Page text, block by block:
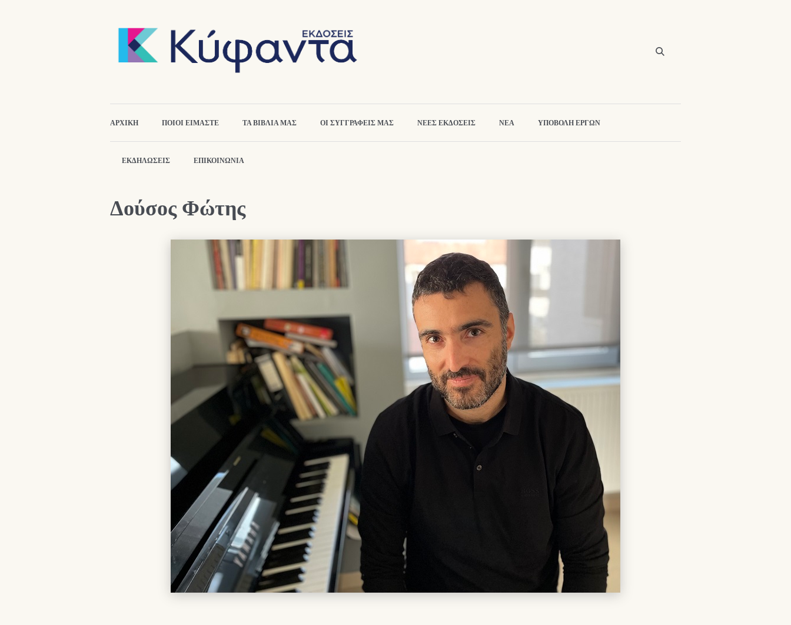
ΑΡΧΙΚΉ ΠΟΙΟΙ ΕΙΜΑΣΤΕ ΤΑ ΒΙΒΛΙΑ ΜΑΣ ΟΙ ΣΥΓΓΡΑΦΕΙΣ ΜΑΣ ΝΕΕΣ ΕΚΔΟΣΕΙΣ ΝΕΑ ΥΠΟΒΟΛΗ ΕΡΓΩΝ
ΕΚΔΗΛΏΣΕΙΣ ΕΠΙΚΟΙΝΩΝΙΑ
Δούσος Φώτης